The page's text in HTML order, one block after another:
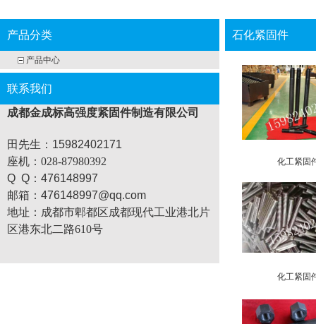
产品分类
产品中心
联系我们
成都金成标高强度紧固件制造有限公司
田先生：15982402171
座机 ：028-87980392
Q Q：476148997
邮箱：476148997@qq.com
地址： 成都市郫都区成都现代工业港北片
区港东北二路610号
石化紧固件
化工紧固
化工紧固